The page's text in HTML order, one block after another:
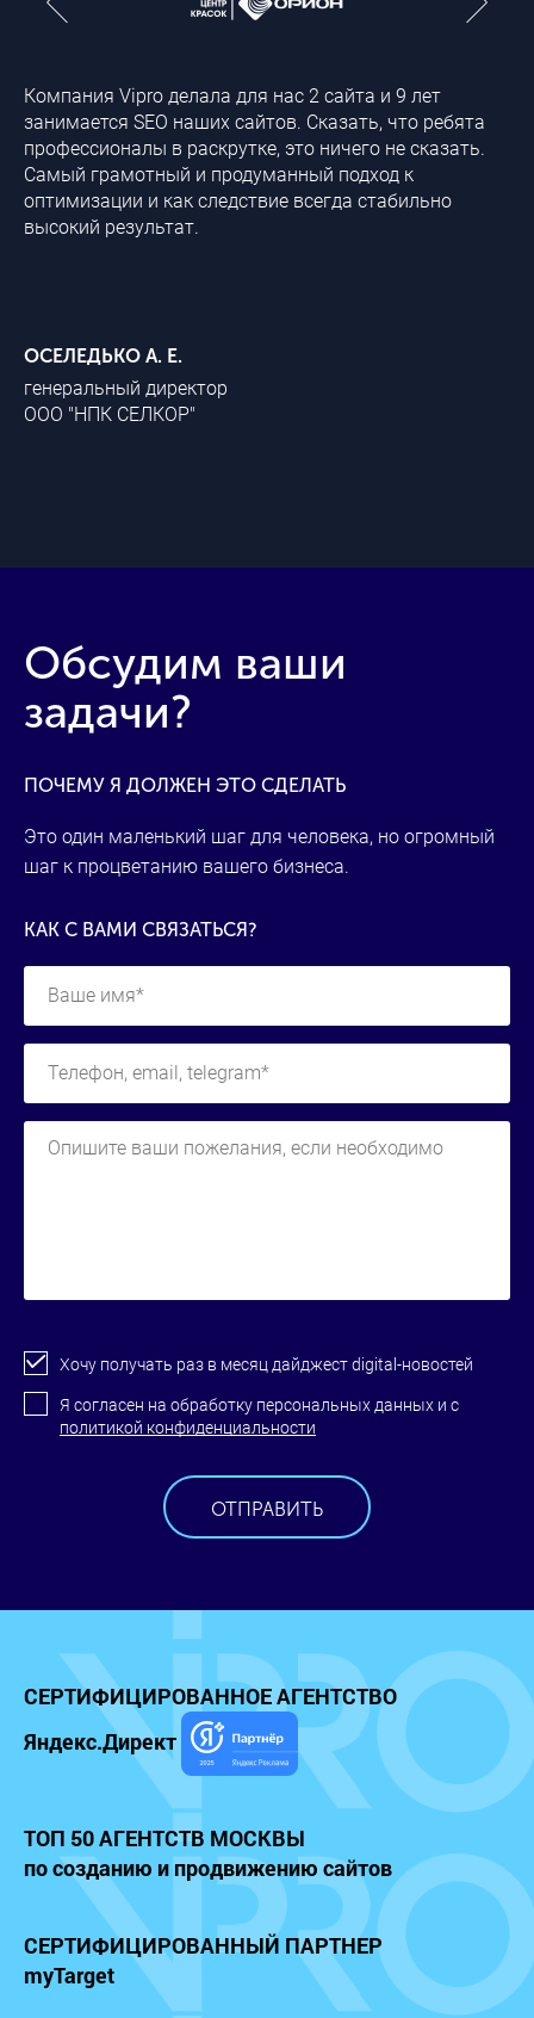
Компания Vipro делала для нас 2 сайта и 9 лет
занимается SEO наших сайтов. Сказать, что ребята
профессионалы в раскрутке, это ничего не сказать.
Самый грамотный и продуманный подход к
оптимизации и как следствие всегда стабильно
высокий результат.
ОСЕЛЕДЬКО А. Е.
генеральный директор
ООО "НПК СЕЛКОР"
Обсудим ваши
задачи?
ПОЧЕМУ Я ДОЛЖЕН ЭТО СДЕЛАТЬ
Это один маленький шаг для человека, но огромный
шаг к процветанию вашего бизнеса.
КАК С ВАМИ СВЯЗАТЬСЯ?
Хочу получать раз в месяц дайджест digital-новостей
Я согласен на обработку персональных данных и с
политикой конфиденциальности
ОТПРАВИТЬ
СЕРТИФИЦИРОВАННОЕАГЕНТСТВО
Яндекс.Директ
ТОП 50 АГЕНТСТВ МОСКВЫ
по созданию и продвижению сайтов
СЕРТИФИЦИРОВАННЫЙ ПАРТНЕР
myTarget